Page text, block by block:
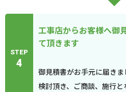
STEP
4
工事店からお客様へ御
て頂きます
御見積書がお手元に届き
検討頂き、ご商談、施行と